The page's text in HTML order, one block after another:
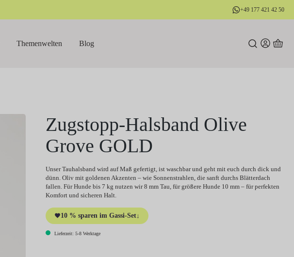
+49 177 421 42 50
Themenwelten Blog
Zugstopp-Halsband Olive
Grove GOLD
Unser Tauhalsband wird auf Maß gefertigt, ist waschbar und geht mit euch durch dick und
dünn. Oliv mit goldenen Akzenten – wie Sonnenstrahlen, die sanft durchs Blätterdach
fallen. Für Hunde bis 7 kg nutzen wir 8 mm Tau, für größere Hunde 10 mm – für perfekten
Komfort und sicheren Halt.
10 % sparen im Gassi-Set↓
Lieferzeit: 5-8 Werktage